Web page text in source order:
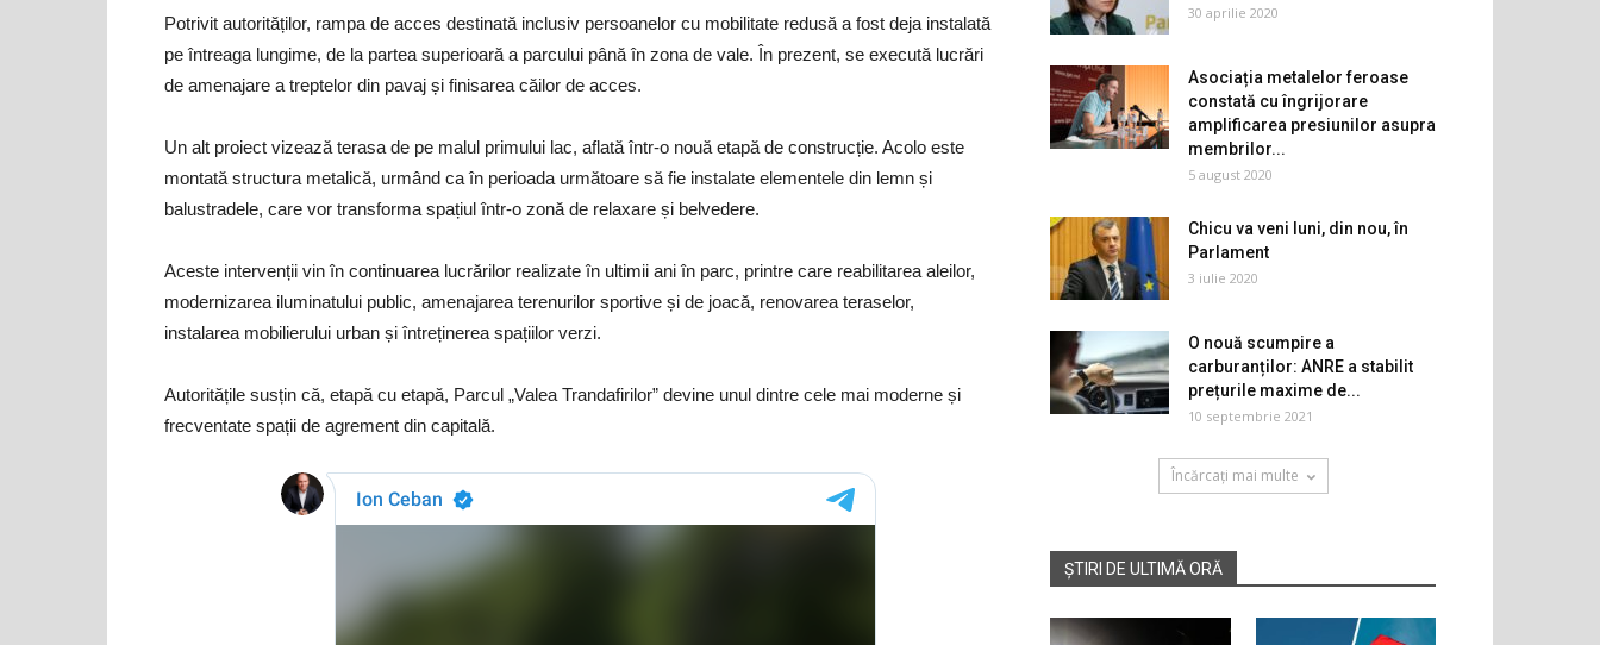
Potrivit autorităților, rampa de acces destinată inclusiv persoanelor cu mobilitate redusă a fost deja instalată
pe întreaga lungime, de la partea superioară a parcului până în zona de vale. În prezent, se execută lucrări
de amenajare a treptelor din pavaj și finisarea căilor de acces.
Un alt proiect vizează terasa de pe malul primului lac, aflată într-o nouă etapă de construcție. Acolo este
montată structura metalică, urmând ca în perioada următoare să fie instalate elementele din lemn și
balustradele, care vor transforma spațiul într-o zonă de relaxare și belvedere.
Aceste intervenții vin în continuarea lucrărilor realizate în ultimii ani în parc, printre care reabilitarea aleilor,
modernizarea iluminatului public, amenajarea terenurilor sportive și de joacă, renovarea teraselor,
instalarea mobilierului urban și întreținerea spațiilor verzi.
Autoritățile susțin că, etapă cu etapă, Parcul „Valea Trandafirilor” devine unul dintre cele mai moderne și
frecventate spații de agrement din capitală.
30 aprilie 2020
Asociația metalelor feroase
constată cu îngrijorare
amplificarea presiunilor asupra
membrilor...
5 august 2020
Chicu va veni luni, din nou, în
Parlament
3 iulie 2020
O nouă scumpire a
carburanților: ANRE a stabilit
prețurile maxime de...
10 septembrie 2021
Încărcați mai multe
ȘTIRI DE ULTIMĂ ORĂ